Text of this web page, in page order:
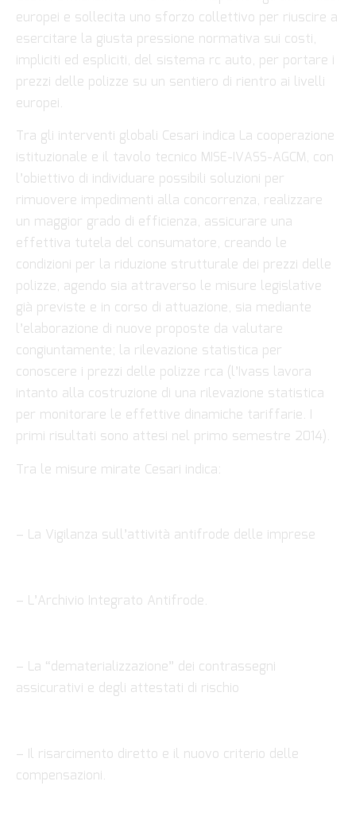
europei e sollecita uno sforzo collettivo per riuscire a
esercitare la giusta pressione normativa sui costi,
impliciti ed espliciti, del sistema rc auto, per portare i
prezzi delle polizze su un sentiero di rientro ai livelli
europei.
Tra gli interventi globali Cesari indica La cooperazione
istituzionale e il tavolo tecnico MISE-IVASS-AGCM, con
l’obiettivo di individuare possibili soluzioni per
rimuovere impedimenti alla concorrenza, realizzare
un maggior grado di efficienza, assicurare una
effettiva tutela del consumatore, creando le
condizioni per la riduzione strutturale dei prezzi delle
polizze, agendo sia attraverso le misure legislative
già previste e in corso di attuazione, sia mediante
l’elaborazione di nuove proposte da valutare
congiuntamente; la rilevazione statistica per
conoscere i prezzi delle polizze rca (l’Ivass lavora
intanto alla costruzione di una rilevazione statistica
per monitorare le effettive dinamiche tariffarie. I
primi risultati sono attesi nel primo semestre 2014).
Tra le misure mirate Cesari indica:
– La Vigilanza sull’attività antifrode delle imprese
– L’Archivio Integrato Antifrode.
– La “dematerializzazione” dei contrassegni
assicurativi e degli attestati di rischio
– Il risarcimento diretto e il nuovo criterio delle
compensazioni.